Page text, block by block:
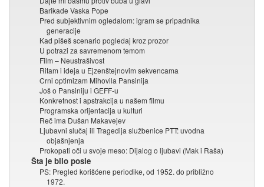
Barikade Vaska Pope
Pred subjektivnim ogledalom: igram se pripadnika
generacije
Kad pišeš scenario pogledaj kroz prozor
U potrazi za savremenom temom
Film – Neustrašivost
Ritam i ideja u Ejzenštejnovim sekvencama
Crni optimizam Mihovila Pansinija
Još o Pansiniju i GEFF-u
Konkretnost i apstrakcija u našem filmu
Programska orijentacija u kulturi
Reč ima Dušan Makavejev
Ljubavni slučaj ili Tragedija službenice PTT: uvodna
objašnjenja
Prokopati oči u svoje meso: Dijalog o ljubavi (Mak i Raša)
Šta je bilo posle
PS: Pregled korišćene periodike, od 1952. do približno
1972.